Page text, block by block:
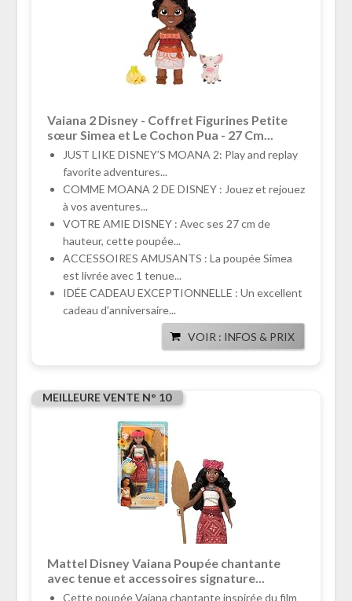
Vaiana 2 Disney - Coffret Figurines Petite
sœur Simea et Le Cochon Pua - 27 Cm...
JUST LIKE DISNEY’S MOANA 2: Play and replay
favorite adventures...
COMME MOANA 2 DE DISNEY : Jouez et rejouez
à vos aventures...
VOTRE AMIE DISNEY : Avec ses 27 cm de
hauteur, cette poupée...
ACCESSOIRES AMUSANTS : La poupée Simea
est livrée avec 1 tenue...
IDÉE CADEAU EXCEPTIONNELLE : Un excellent
cadeau d'anniversaire...
VOIR : INFOS & PRIX
MEILLEURE VENTE N° 10
Mattel Disney Vaiana Poupée chantante
avec tenue et accessoires signature...
Cette poupée Vaiana chantante inspirée du film